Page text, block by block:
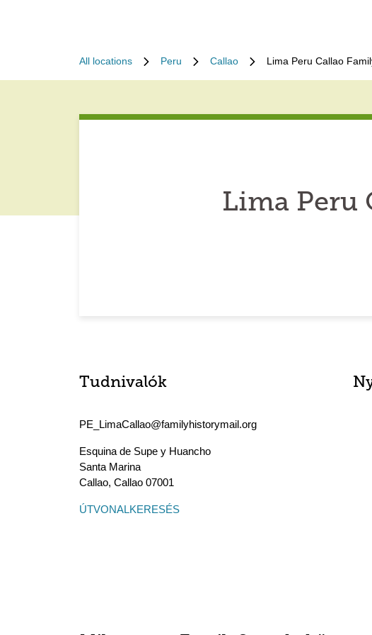
All locations Peru Callao Lima Peru Callao
Lima Peru
Tudnivalók
PE_LimaCallao@familyhistorymail.org
Esquina de Supe y Huancho
Santa Marina
Callao, Callao 07001
ÚTVONALKERESÉS